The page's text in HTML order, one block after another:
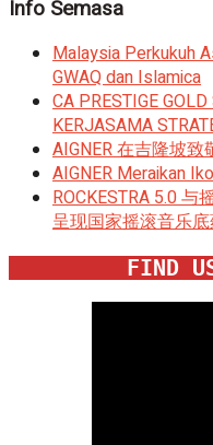
Info Semasa
Malaysia Perkukuh
GWAQ dan Islamica
CA PRESTIGE
KERJASAMA
AIGNER 在吉隆坡
AIGNER Meraikan
ROCKESTRA 5.0 与
呈现国家摇滚音乐
FIND